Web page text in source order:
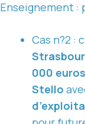
Enseignement :
Cas n?2 :
000 euros
Stello